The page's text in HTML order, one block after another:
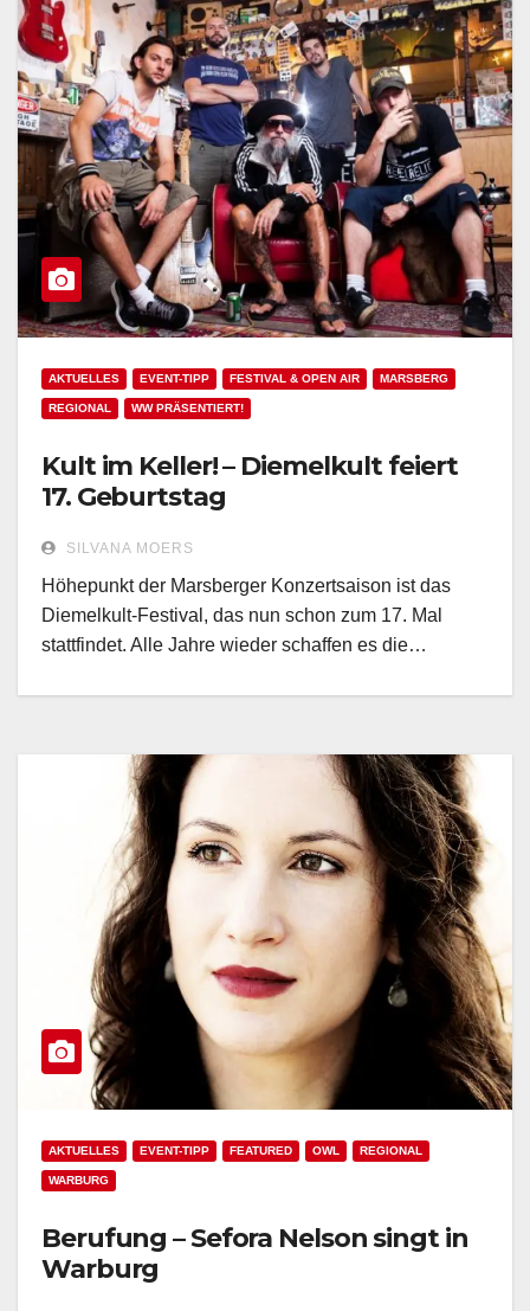
AKTUELLES EVENT-TIPP FESTIVAL & OPEN AIR MARSBERG
REGIONAL WW PRÄSENTIERT!
Kult im Keller! – Diemelkult feiert
17. Geburtstag
SILVANA MOERS
Höhepunkt der Marsberger Konzertsaison ist das
Diemelkult-Festival, das nun schon zum 17. Mal
stattfindet. Alle Jahre wieder schaffen es die…
AKTUELLES EVENT-TIPP FEATURED OWL REGIONAL
WARBURG
Berufung – Sefora Nelson singt in
Warburg